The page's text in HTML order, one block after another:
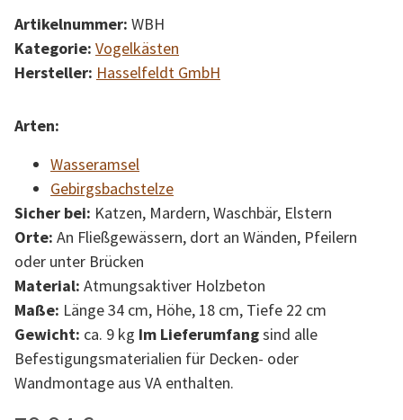
Artikelnummer: WBH
Kategorie: Vogelkästen
Hersteller: Hasselfeldt GmbH
Arten:
Wasseramsel
Gebirgsbachstelze
Sicher bei: Katzen, Mardern, Waschbär, Elstern
Orte: An Fließgewässern, dort an Wänden, Pfeilern
oder unter Brücken
Material: Atmungsaktiver Holzbeton
Maße: Länge 34 cm, Höhe, 18 cm, Tiefe 22 cm
Gewicht: ca. 9 kg Im Lieferumfangsind alle
Befestigungsmaterialien für Decken- oder
Wandmontage aus VA enthalten.